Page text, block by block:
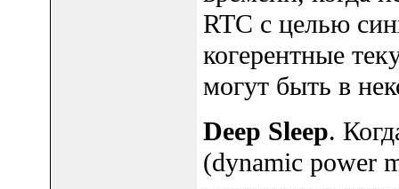
RTC с целью
когерентные
могут быть в
Deep Sleep.
(dynamic power